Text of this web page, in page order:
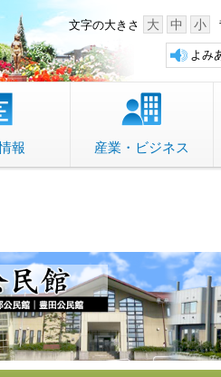
」のふるさと文字の大きさ 大 中 小
よみ
報 産業・ビジネス